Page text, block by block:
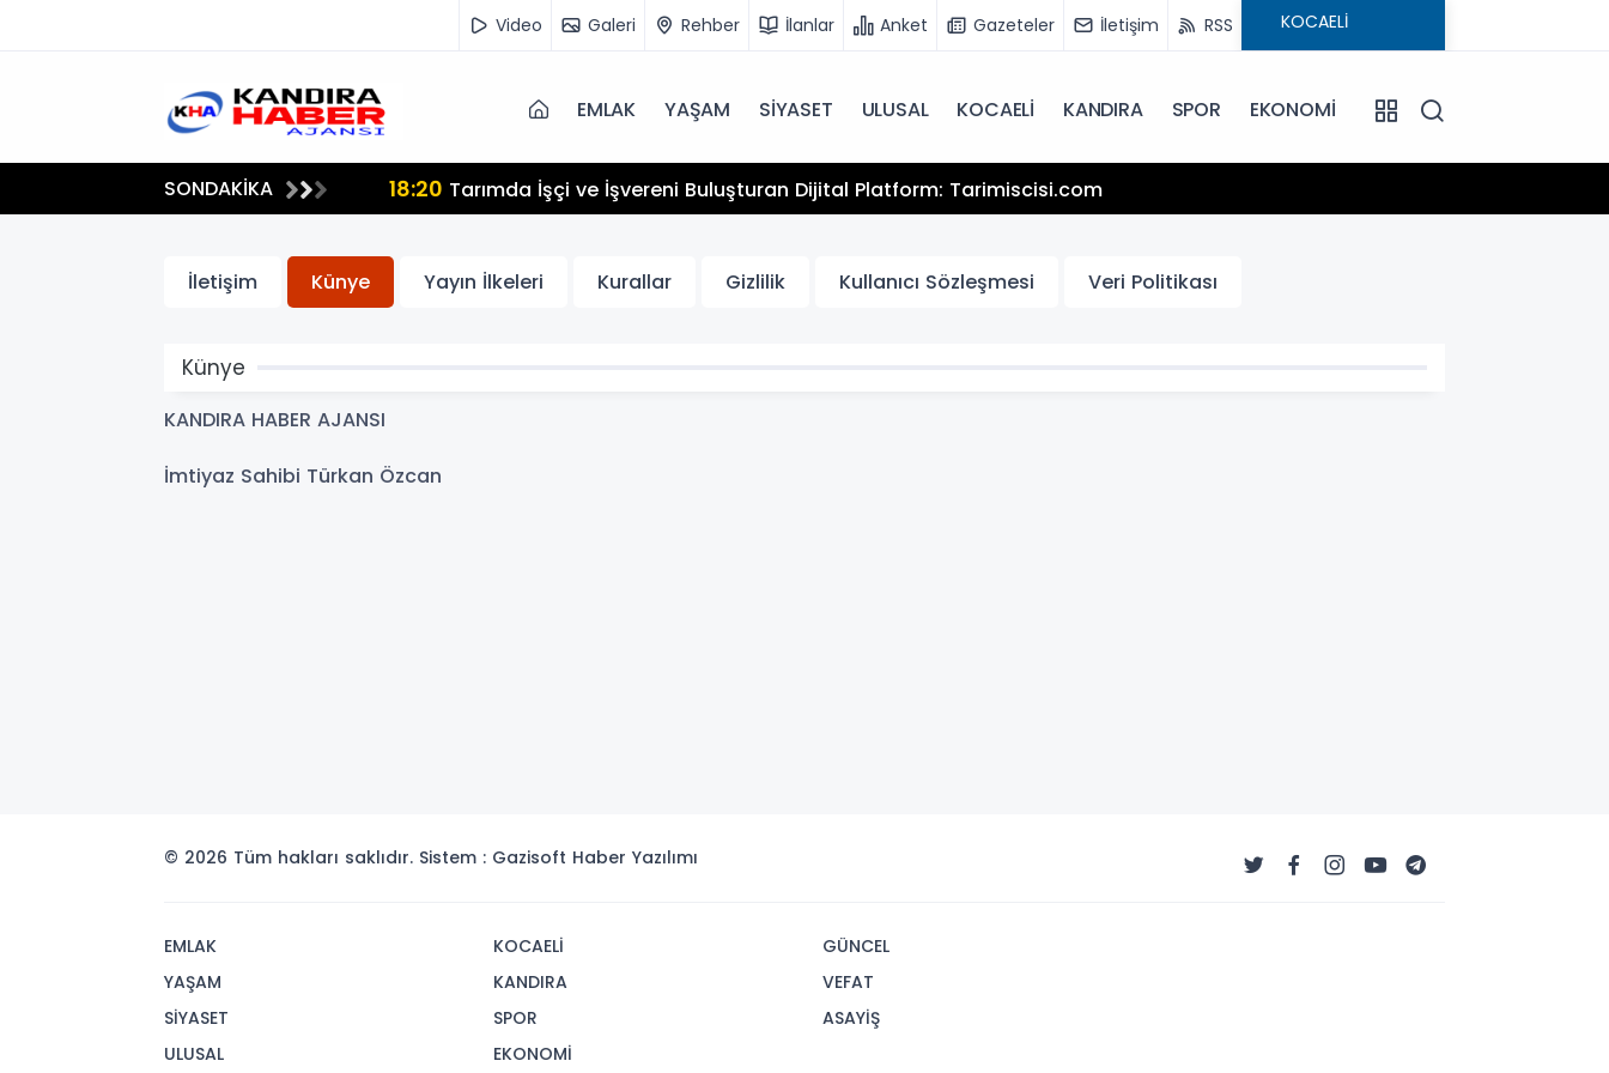
Video Galeri Rehber İlanlar Anket Gazeteler İletişim RSS
EMLAK YAŞAM SİYASET ULUSAL KOCAELİ KANDIRA SPOR EKONOMİ
SONDAKİKA 18:20 Tarımda İşçi ve İşvereni Buluşturan Dijital Platform: Tarimiscisi.com
İletişim Künye Yayın İlkeleri Kurallar Gizlilik Kullanıcı Sözleşmesi Veri Politikası
Künye
KANDIRA HABER AJANSI
İmtiyaz Sahibi Türkan Özcan
© 2026 Tüm hakları saklıdır. Sistem : Gazisoft Haber Yazılımı
EMLAK
YAŞAM
SİYASET
ULUSAL
KOCAELİ
KANDIRA
SPOR
EKONOMİ
GÜNCEL
VEFAT
ASAYİŞ